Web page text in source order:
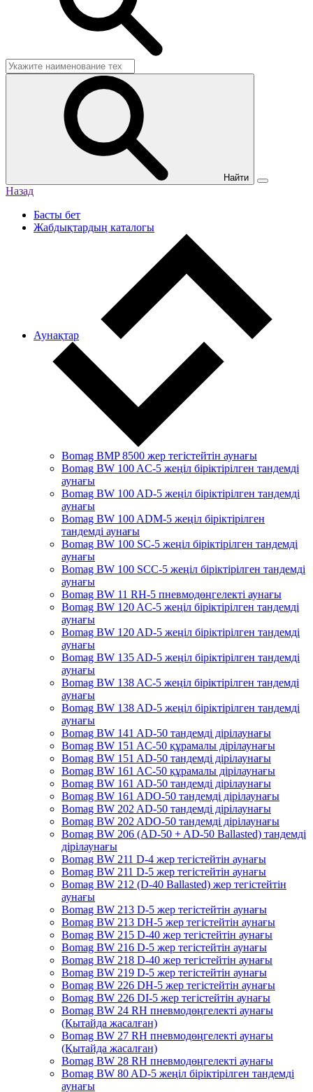
Найти
Назад
Басты бет
Жабдықтардың каталогы
Аунақтар
Bomag BMP 8500 жер тегістейтін аунағы
Bomag BW 100 AC-5 жеңіл біріктірілген тандемді
аунағы
Bomag BW 100 AD-5 жеңіл біріктірілген тандемді
аунағы
Bomag BW 100 ADM-5 жеңіл біріктірілген
тандемді аунағы
Bomag BW 100 SC-5 жеңіл біріктірілген тандемді
аунағы
Bomag BW 100 SCC-5 жеңіл біріктірілген тандемді
аунағы
Bomag BW 11 RH-5 пневмодөңгелекті аунағы
Bomag BW 120 AC-5 жеңіл біріктірілген тандемді
аунағы
Bomag BW 120 AD-5 жеңіл біріктірілген тандемді
аунағы
Bomag BW 135 AD-5 жеңіл біріктірілген тандемді
аунағы
Bomag BW 138 AC-5 жеңіл біріктірілген тандемді
аунағы
Bomag BW 138 AD-5 жеңіл біріктірілген тандемді
аунағы
Bomag BW 141 AD-50 тандемді дірілаунағы
Bomag BW 151 AC-50 құрамалы дірілаунағы
Bomag BW 151 AD-50 тандемді дірілаунағы
Bomag BW 161 AC-50 құрамалы дірілаунағы
Bomag BW 161 AD-50 тандемді дірілаунағы
Bomag BW 161 ADO-50 тандемді дірілаунағы
Bomag BW 202 AD-50 тандемді дірілаунағы
Bomag BW 202 ADO-50 тандемді дірілаунағы
Bomag BW 206 (AD-50 + AD-50 Ballasted) тандемді
дірілаунағы
Bomag BW 211 D-4 жер тегістейтін аунағы
Bomag BW 211 D-5 жер тегістейтін аунағы
Bomag BW 212 (D-40 Ballasted) жер тегістейтін
аунағы
Bomag BW 213 D-5 жер тегістейтін аунағы
Bomag BW 213 DH-5 жер тегістейтін аунағы
Bomag BW 215 D-40 жер тегістейтін аунағы
Bomag BW 216 D-5 жер тегістейтін аунағы
Bomag BW 218 D-40 жер тегістейтін аунағы
Bomag BW 219 D-5 жер тегістейтін аунағы
Bomag BW 226 DH-5 жер тегістейтін аунағы
Bomag BW 226 DI-5 жер тегістейтін аунағы
Bomag BW 24 RH пневмодөңгелекті аунағы
(Қытайда жасалған)
Bomag BW 27 RH пневмодөңгелекті аунағы
(Қытайда жасалған)
Bomag BW 28 RH пневмодөңгелекті аунағы
Bomag BW 80 AD-5 жеңіл біріктірілген тандемді
аунағы